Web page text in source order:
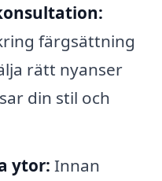
färgsättning
rätt nyanser
din stil och
ytor: Innan